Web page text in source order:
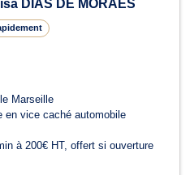
DIAS DE MORAES
Marseille
en vice caché automobile
à 200€ HT, offert si ouverture